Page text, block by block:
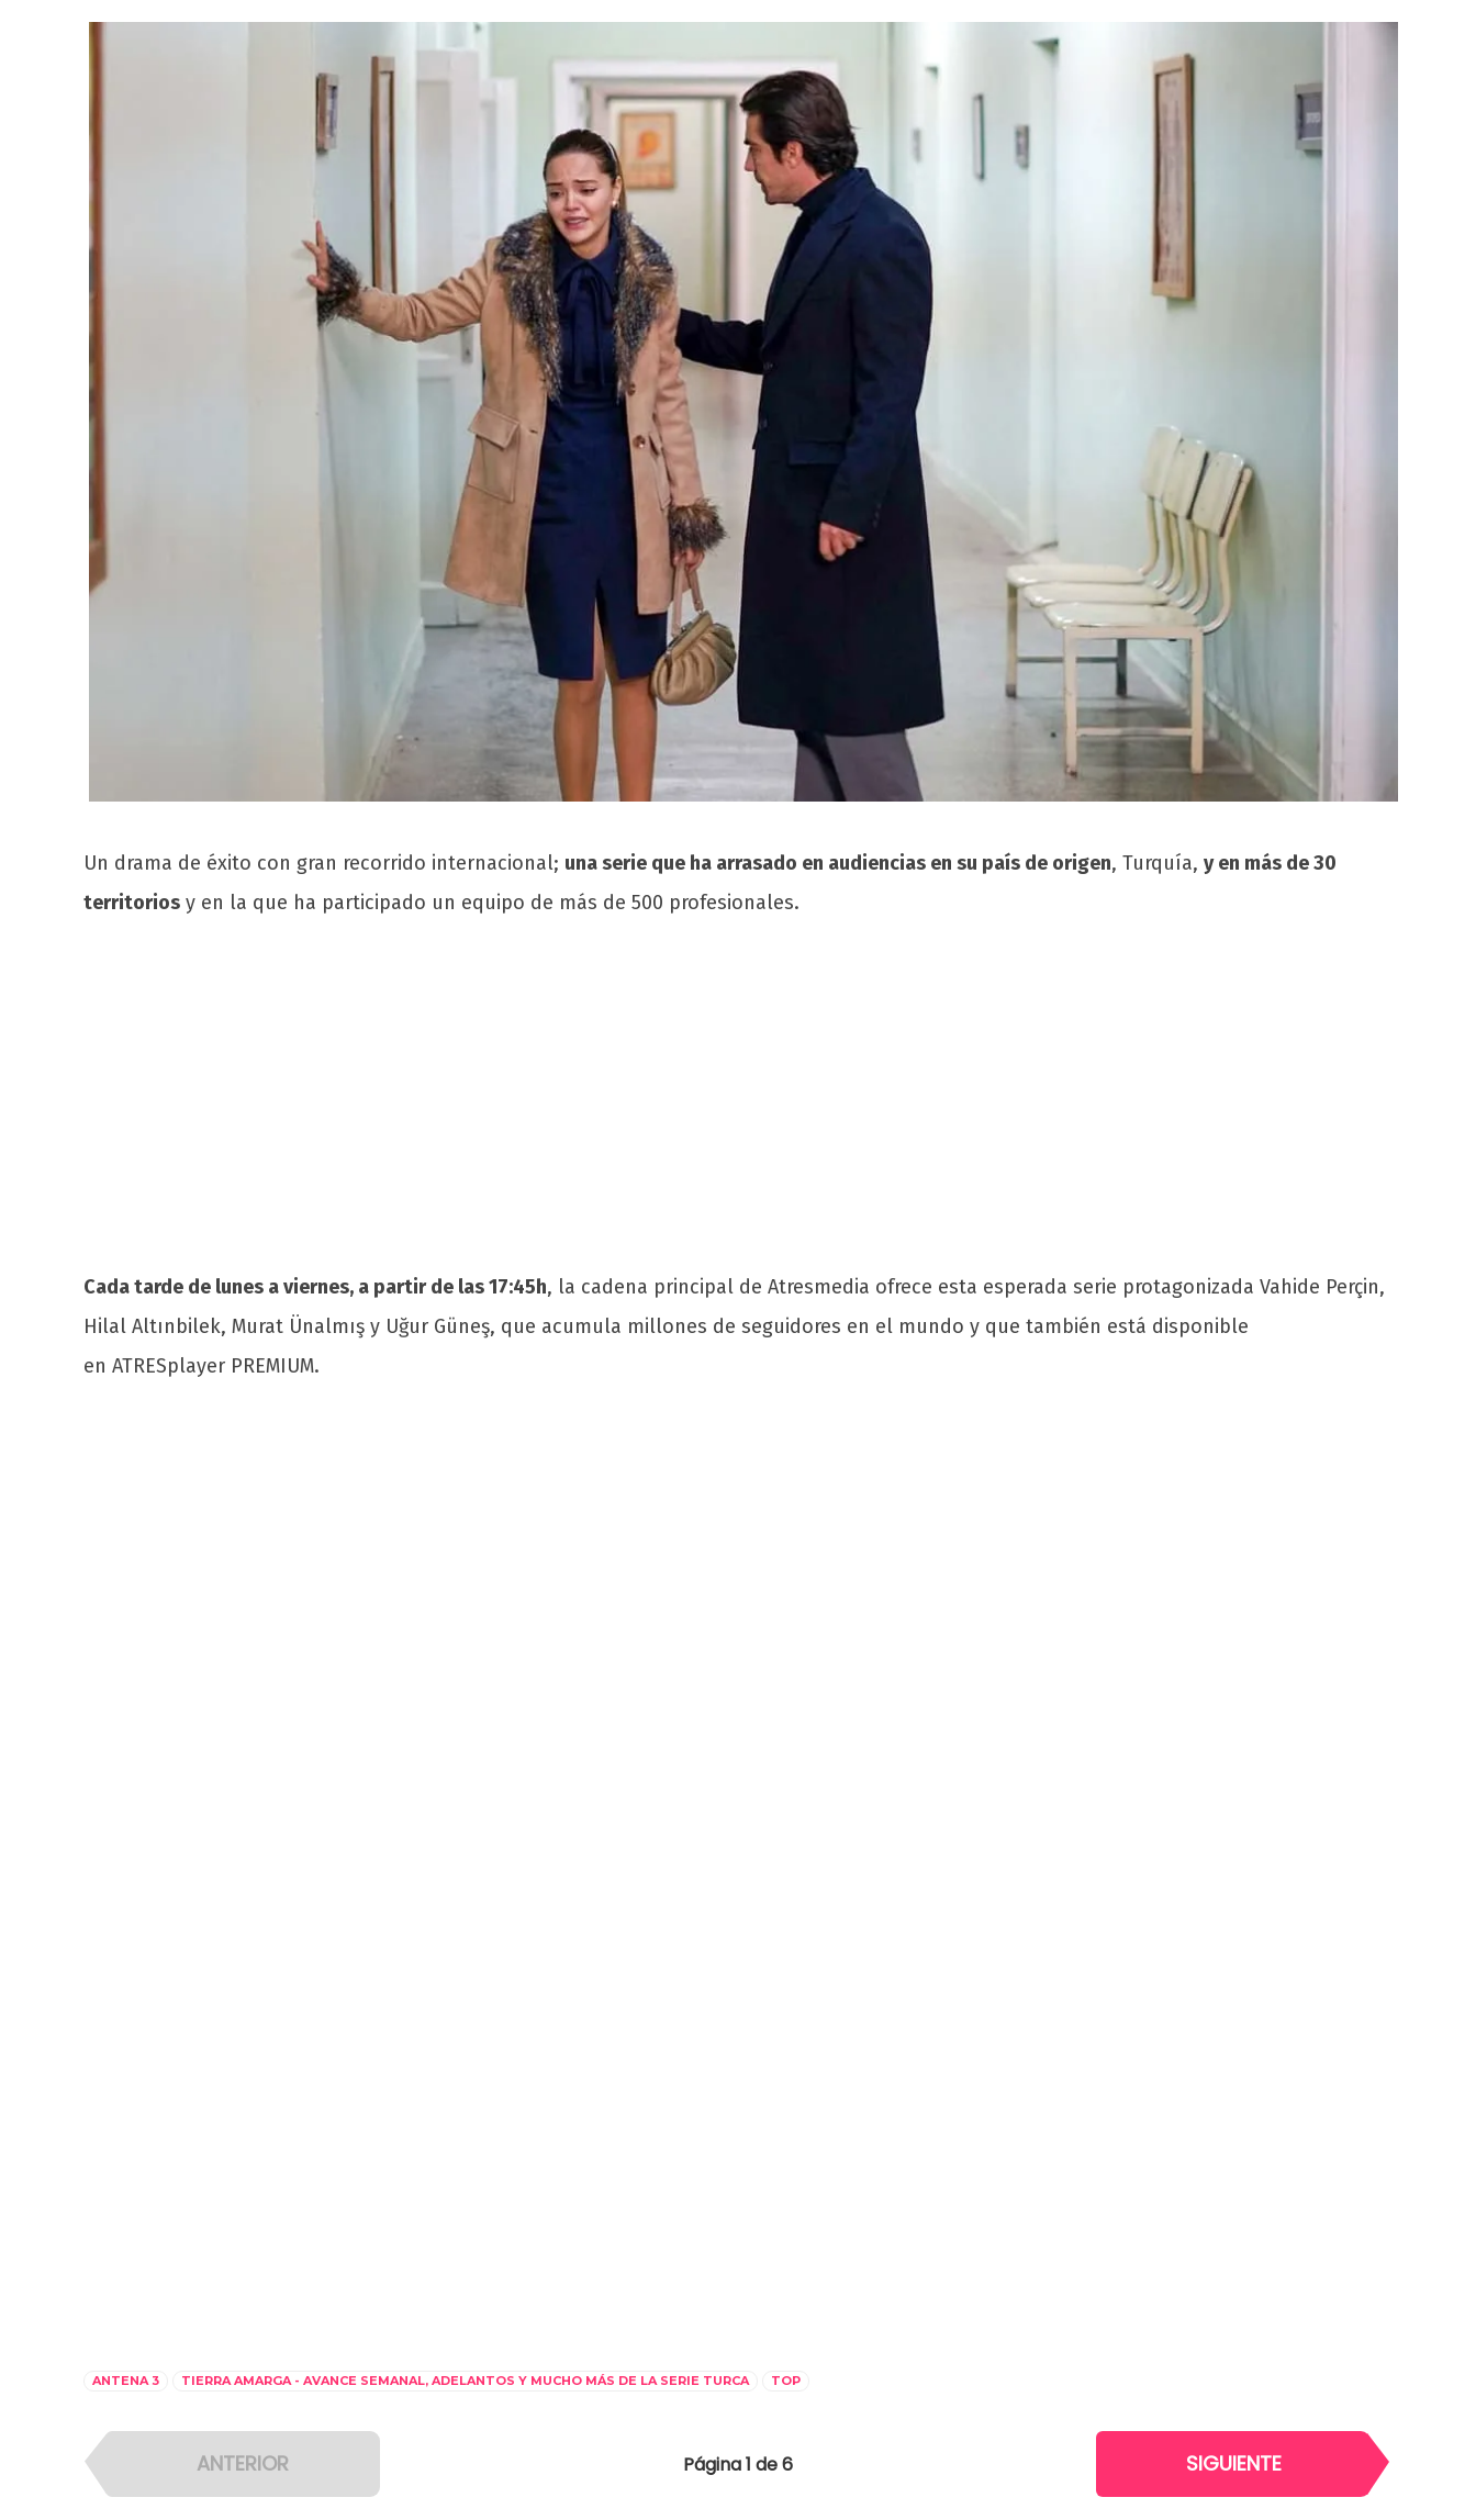
Un drama de éxito con gran recorrido internacional; una serie que ha arrasado en audiencias en su país de origen, Turquía, y en más de 30
territorios y en la que ha participado un equipo de más de 500 profesionales.
Cada tarde de lunes a viernes, a partir de las 17:45h, la cadena principal de Atresmedia ofrece esta esperada serie protagonizada Vahide Perçin,
Hilal Altınbilek, Murat Ünalmış y Uğur Güneş, que acumula millones de seguidores en el mundo y que también está disponible
en ATRESplayer PREMIUM.
ANTENA 3 TIERRA AMARGA - AVANCE SEMANAL, ADELANTOS Y MUCHO MÁS DE LA SERIE TURCA TOP
ANTERIOR Página 1 de 6 SIGUIENTE